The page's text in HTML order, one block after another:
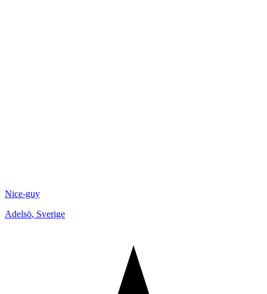
Nice-guy
Adelsö, Sverige